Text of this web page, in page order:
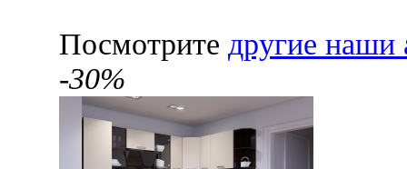
Посмотрите другие наши
-30%